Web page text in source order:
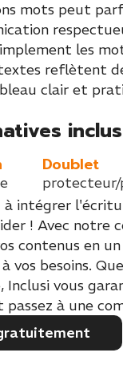
mots peut
les
reflètent
clair et
Doublet
à intégrer
! Avec notre
contenus en
besoins. Que
Inclusi vous
à une